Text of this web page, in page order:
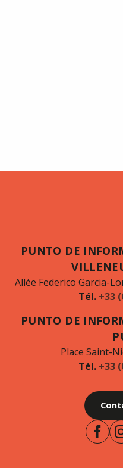
PUNTO DE
Allée Federico Garcia-
Tél. +33
PUNTO DE
Place Saint-
Tél. +33